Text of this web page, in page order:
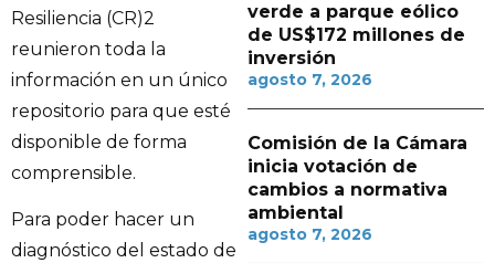
Resiliencia (CR)2
reunieron toda la
información en un único
repositorio para que esté
disponible de forma
comprensible.
Para poder hacer un
diagnóstico del estado de
verde a parque eólico
de US$172 millones de
inversión
agosto 7, 2026
Comisión de la Cámara
inicia votación de
cambios a normativa
ambiental
agosto 7, 2026